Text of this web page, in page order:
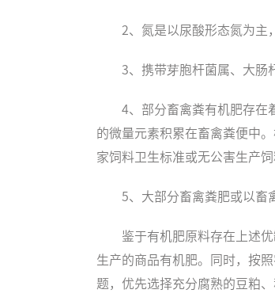
2、氮是以尿酸形态氮为主
3、携带芽胞杆菌属、大肠
4、部分畜禽粪有机肥存在
的微量元素积累在畜禽粪便中
家饲料卫生标准或无公害生产
5、大部分畜禽粪肥或以畜
鉴于有机肥原料存在上述
生产的商品有机肥。同时，按
题，优先选择充分腐熟的豆粕、